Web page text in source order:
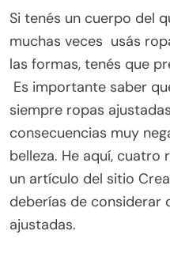
Si tenés un cuerpo del
muchas veces usás
las formas, tenés que
Es importante saber
siempre ropas
consecuencias muy
belleza. He aquí, cuatro
un artículo del sitio
deberías de considerar
ajustadas.